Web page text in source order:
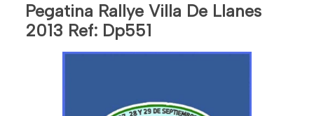
Pegatina Rallye Villa De Llanes
2013 Ref: Dp551